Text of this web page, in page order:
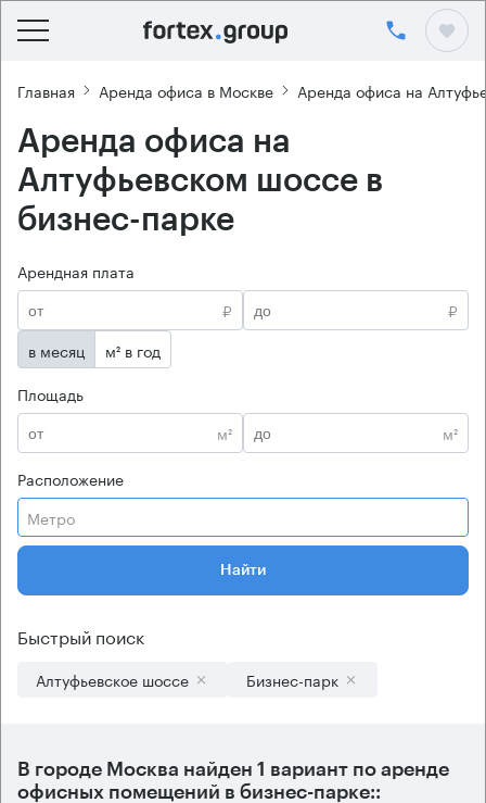
Главная Аренда офиса в Москве Аренда офиса на
Аренда офиса на
Алтуфьевском шоссе в
бизнес-парке
Арендная плата
₽
₽
в месяц
м² в год
Площадь
м²
м²
Расположение
Метро
Найти
Быстрый поиск
Алтуфьевское шоссе Бизнес-парк
В городе Москва найден 1 вариант по аренде
офисных помещений в бизнес-парке::